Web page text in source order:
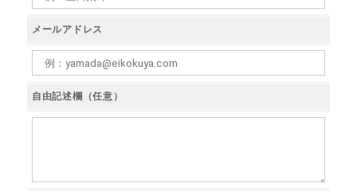
メールアドレス
自由記述欄（任意）